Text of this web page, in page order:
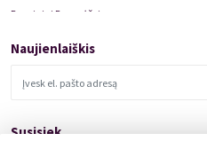
Renginiai Panevėžyje
Domino Teatro Spektakliai
Naujienlaiškis
Susisiek